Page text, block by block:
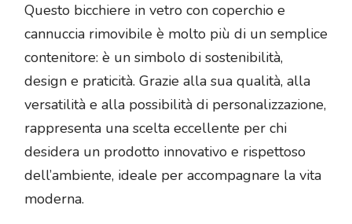
Questo bicchiere in vetro con coperchio e
cannuccia rimovibile è molto più di un semplice
contenitore: è un simbolo di sostenibilità,
design e praticità. Grazie alla sua qualità, alla
versatilità e alla possibilità di personalizzazione,
rappresenta una scelta eccellente per chi
desidera un prodotto innovativo e rispettoso
dell’ambiente, ideale per accompagnare la vita
moderna.